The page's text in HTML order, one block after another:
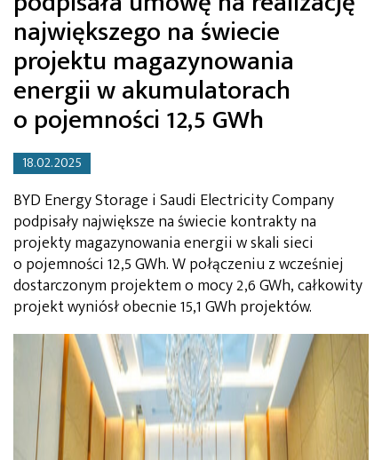
największego na świecie
projektu magazynowania
energii w akumulatorach
o pojemności 12,5 GWh
18.02.2025
BYD Energy Storage i Saudi Electricity Company
podpisały największe na świecie kontrakty na
projekty magazynowania energii w skali sieci
o pojemności 12,5 GWh. W połączeniu z wcześniej
dostarczonym projektem o mocy 2,6 GWh, całkowity
projekt wyniósł obecnie 15,1 GWh projektów.